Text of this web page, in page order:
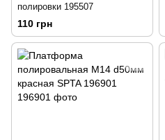
полировки 195507
110 грн